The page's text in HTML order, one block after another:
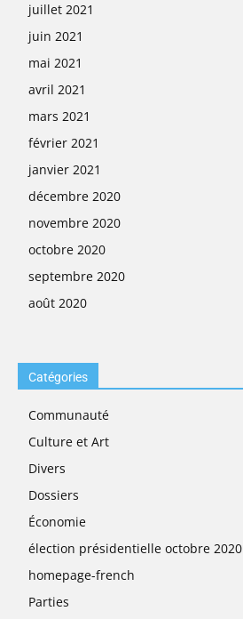
juillet 2021
juin 2021
mai 2021
avril 2021
mars 2021
février 2021
janvier 2021
décembre 2020
novembre 2020
octobre 2020
septembre 2020
août 2020
Catégories
Communauté
Culture et Art
Divers
Dossiers
Économie
élection présidentielle octobre 2020
homepage-french
Parties